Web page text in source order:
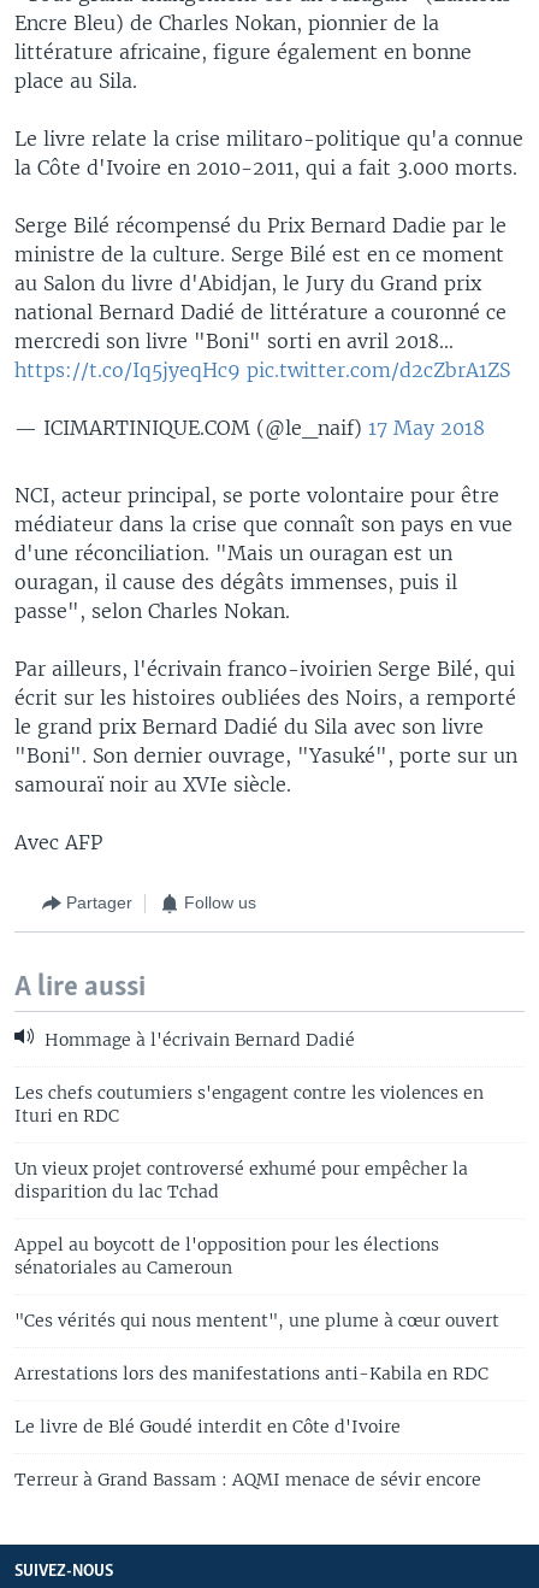
Encre Bleu) de Charles Nokan, pionnier de la
littérature africaine, figure également en bonne
place au Sila.
Le livre relate la crise militaro-politique qu'a connue
la Côte d'Ivoire en 2010-2011, qui a fait 3.000 morts.
Serge Bilé récompensé du Prix Bernard Dadie par le
ministre de la culture. Serge Bilé est en ce moment
au Salon du livre d'Abidjan, le Jury du Grand prix
national Bernard Dadié de littérature a couronné ce
mercredi son livre "Boni" sorti en avril 2018...
https://t.co/Iq5jyeqHc9 pic.twitter.com/d2cZbrA1ZS
— ICIMARTINIQUE.COM (@le_naif) 17 May 2018
NCI, acteur principal, se porte volontaire pour être
médiateur dans la crise que connaît son pays en vue
d'une réconciliation. "Mais un ouragan est un
ouragan, il cause des dégâts immenses, puis il
passe", selon Charles Nokan.
Par ailleurs, l'écrivain franco-ivoirien Serge Bilé, qui
écrit sur les histoires oubliées des Noirs, a remporté
le grand prix Bernard Dadié du Sila avec son livre
"Boni". Son dernier ouvrage, "Yasuké", porte sur un
samouraï noir au XVIe siècle.
Avec AFP
Partager Follow us
A lire aussi
Hommage à l'écrivain Bernard Dadié
Les chefs coutumiers s'engagent contre les violences en
Ituri en RDC
Un vieux projet controversé exhumé pour empêcher la
disparition du lac Tchad
Appel au boycott de l'opposition pour les élections
sénatoriales au Cameroun
"Ces vérités qui nous mentent", une plume à cœur ouvert
Arrestations lors des manifestations anti-Kabila en RDC
Le livre de Blé Goudé interdit en Côte d'Ivoire
Terreur à Grand Bassam : AQMI menace de sévir encore
SUIVEZ-NOUS